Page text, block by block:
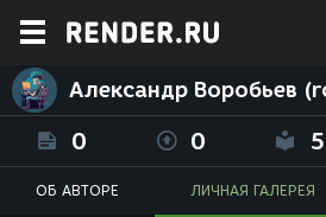
Александр Воробьев
0 0 5
ОБ АВТОРЕ ЛИЧНАЯ ГАЛЕРЕЯ